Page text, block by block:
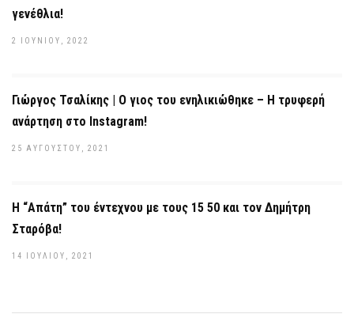
γενέθλια!
2 ΙΟΥΝΊΟΥ, 2022
Γιώργος Τσαλίκης | Ο γιος του ενηλικιώθηκε – Η τρυφερή
ανάρτηση στο Instagram!
25 ΑΥΓΟΎΣΤΟΥ, 2021
Η “Απάτη” του έντεχνου με τους 15 50 και τον Δημήτρη
Σταρόβα!
14 ΙΟΥΛΊΟΥ, 2021